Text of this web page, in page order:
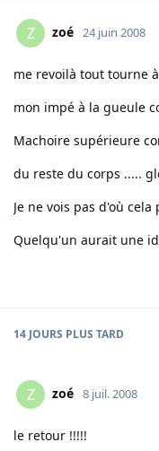
Z zoé 24 juin 2008
me revoilà tout tourne
mon impé à la gueule
Machoire supérieure
du reste du corps .....
Je ne vois pas d'où
Quelqu'un aurait une
14 JOURS PLUS TARD
Z zoé 8 juil. 2008
le retour !!!!!